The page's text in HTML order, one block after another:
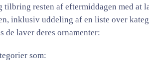
tilbring resten af eftermiddagen med at
inklusiv uddeling af en liste over
de laver deres ornamenter:
som: